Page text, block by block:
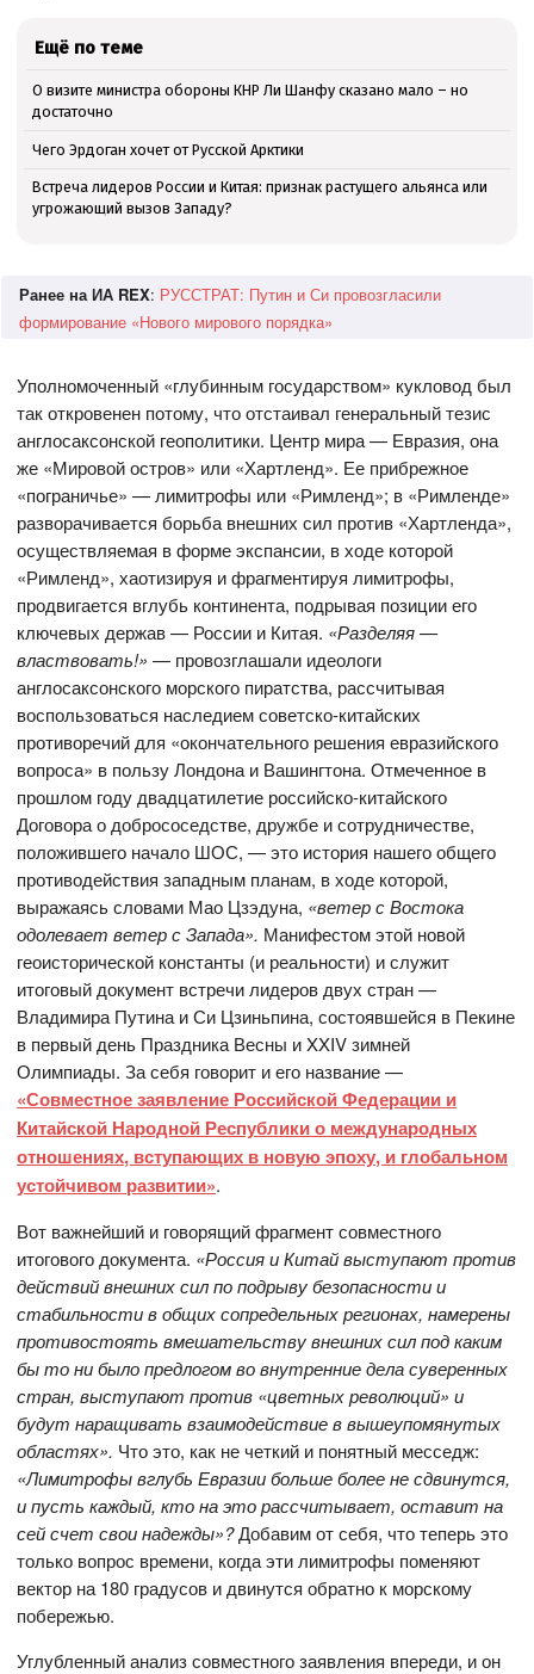
Ещё по теме
О визите министра обороны КНР Ли Шанфу сказано мало – но
достаточно
Чего Эрдоган хочет от Русской Арктики
Встреча лидеров России и Китая: признак растущего альянса или
угрожающий вызов Западу?
Ранее на ИА REX: РУССТРАТ: Путин и Си провозгласили
формирование «Нового мирового порядка»
Уполномоченный «глубинным государством» кукловод был
так откровенен потому, что отстаивал генеральный тезис
англосаксонской геополитики. Центр мира — Евразия, она
же «Мировой остров» или «Хартленд». Ее прибрежное
«пограничье» — лимитрофы или «Римленд»; в «Римленде»
разворачивается борьба внешних сил против «Хартленда»,
осуществляемая в форме экспансии, в ходе которой
«Римленд», хаотизируя и фрагментируя лимитрофы,
продвигается вглубь континента, подрывая позиции его
ключевых держав — России и Китая. «Разделяя —
властвовать!» — провозглашали идеологи
англосаксонского морского пиратства, рассчитывая
воспользоваться наследием советско-китайских
противоречий для «окончательного решения евразийского
вопроса» в пользу Лондона и Вашингтона. Отмеченное в
прошлом году двадцатилетие российско-китайского
Договора о добрососедстве, дружбе и сотрудничестве,
положившего начало ШОС, — это история нашего общего
противодействия западным планам, в ходе которой,
выражаясь словами Мао Цзэдуна, «ветер с Востока
одолевает ветер с Запада». Манифестом этой новой
геоисторической константы (и реальности) и служит
итоговый документ встречи лидеров двух стран —
Владимира Путина и Си Цзиньпина, состоявшейся в Пекине
в первый день Праздника Весны и XXIV зимней
Олимпиады. За себя говорит и его название —
«Совместное заявление Российской Федерации и
Китайской Народной Республики о международных
отношениях, вступающих в новую эпоху, и глобальном
устойчивом развитии».
Вот важнейший и говорящий фрагмент совместного
итогового документа. «Россия и Китай выступают против
действий внешних сил по подрыву безопасности и
стабильности в общих сопредельных регионах, намерены
противостоять вмешательству внешних сил под каким
бы то ни было предлогом во внутренние дела суверенных
стран, выступают против «цветных революций» и
будут наращивать взаимодействие в вышеупомянутых
областях». Что это, как не четкий и понятный месседж:
«Лимитрофы вглубь Евразии больше более не сдвинутся,
и пусть каждый, кто на это рассчитывает, оставит на
сей счет свои надежды»?Добавим от себя, что теперь это
только вопрос времени, когда эти лимитрофы поменяют
вектор на 180 градусов и двинутся обратно к морскому
побережью.
Углубленный анализ совместного заявления впереди, и он